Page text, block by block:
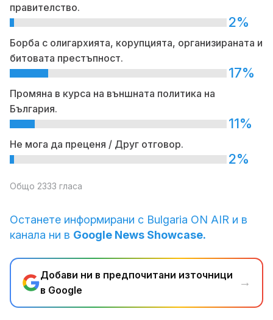
правителство.
2%
Борба с олигархията, корупцията, организираната и
битовата престъпност.
17%
Промяна в курса на външната политика на
България.
11%
Не мога да преценя / Друг отговор.
2%
Общо 2333 гласа
Останете информирани с Bulgaria ON AIR и в
канала ни в Google News Showcase.
Добави ни в предпочитани източници
в Google
→